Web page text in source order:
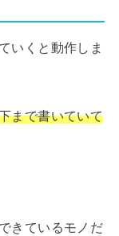
いくと動作しま
まで書いていて
きているモノだ